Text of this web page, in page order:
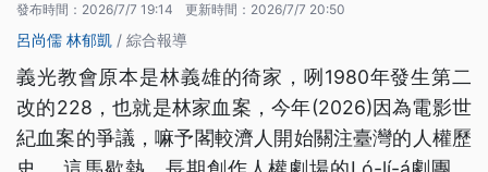
發布時間： 2026/7/7 19:14 更新時間： 2026/7/7 20:50
呂尚儒 林郁凱 / 綜合報導
義光教會原本是林義雄的徛家，咧1980年發生第二
改的228，也就是林家血案，今年(2026)因為電影世
紀血案的爭議，嘛予閣較濟人開始關注臺灣的人權歷